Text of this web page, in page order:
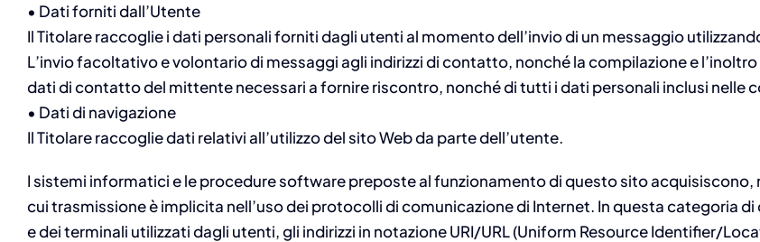
• Dati forniti dall’Utente
Il Titolare raccoglie i dati personali forniti dagli utenti al momento dell’invio di un messaggio
L’invio facoltativo e volontario di messaggi agli indirizzi di contatto, nonché la compilazione e
dati di contatto del mittente necessari a fornire riscontro, nonché di tutti i dati personali inclusi nelle
• Dati di navigazione
Il Titolare raccoglie dati relativi all’utilizzo del sito Web da parte dell’utente.
I sistemi informatici e le procedure software preposte al funzionamento di questo sito acquisiscono,
cui trasmissione è implicita nell’uso dei protocolli di comunicazione di Internet. In questa categoria
e dei terminali utilizzati dagli utenti, gli indirizzi in notazione URI/URL (Uniform Resource Identifier/